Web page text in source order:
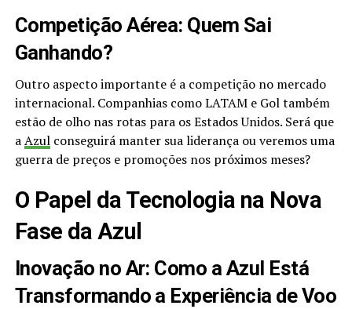
Competição Aérea: Quem Sai
Ganhando?
Outro aspecto importante é a competição no mercado
internacional. Companhias como LATAM e Gol também
estão de olho nas rotas para os Estados Unidos. Será que
aAzulconseguirá manter sua liderança ou veremos uma
guerra de preços e promoções nos próximos meses?
O Papel da Tecnologia na Nova
Fase da Azul
Inovação no Ar: Como a Azul Está
Transformando a Experiência de Voo